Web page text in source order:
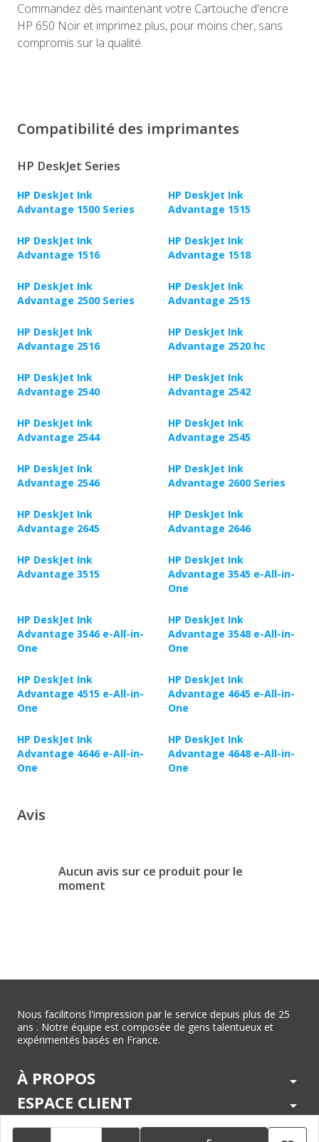
Commandez dès maintenant votre Cartouche d'encre
HP 650 Noir et imprimez plus, pour moins cher, sans
compromis sur la qualité.
Compatibilité des imprimantes
HP DeskJet Series
HP DeskJet Ink
Advantage 1500 Series
HP DeskJet Ink
Advantage 1515
HP DeskJet Ink
Advantage 1516
HP DeskJet Ink
Advantage 1518
HP DeskJet Ink
Advantage 2500 Series
HP DeskJet Ink
Advantage 2515
HP DeskJet Ink
Advantage 2516
HP DeskJet Ink
Advantage 2520 hc
HP DeskJet Ink
Advantage 2540
HP DeskJet Ink
Advantage 2542
HP DeskJet Ink
Advantage 2544
HP DeskJet Ink
Advantage 2545
HP DeskJet Ink
Advantage 2546
HP DeskJet Ink
Advantage 2600 Series
HP DeskJet Ink
Advantage 2645
HP DeskJet Ink
Advantage 2646
HP DeskJet Ink
Advantage 3515
HP DeskJet Ink
Advantage 3545 e-All-in-
One
HP DeskJet Ink
Advantage 3546 e-All-in-
One
HP DeskJet Ink
Advantage 3548 e-All-in-
One
HP DeskJet Ink
Advantage 4515 e-All-in-
One
HP DeskJet Ink
Advantage 4645 e-All-in-
One
HP DeskJet Ink
Advantage 4646 e-All-in-
One
HP DeskJet Ink
Advantage 4648 e-All-in-
One
Avis
Aucun avis sur ce produit pour le
moment
Nous facilitons l'impression par le service depuis plus de 25
ans . Notre équipe est composée de gens talentueux et
expérimentés basés en France.
À PROPOS arrow_drop_down
ESPACE CLIENT arrow_drop_down
CENTRE D'AIDE arrow_drop_down